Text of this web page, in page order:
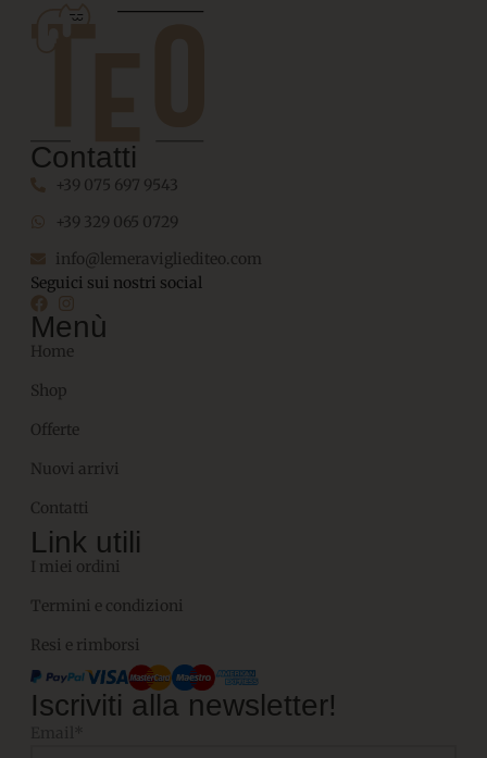
Contatti
+39 075 697 9543
+39 329 065 0729
info@lemeravigliediteo.com
Seguici sui nostri social
Menù
Home
Shop
Offerte
Nuovi arrivi
Contatti
Link utili
I miei ordini
Termini e condizioni
Resi e rimborsi
Iscriviti alla newsletter!